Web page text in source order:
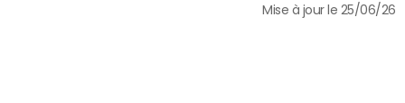
Mise à jour le 25/06/26